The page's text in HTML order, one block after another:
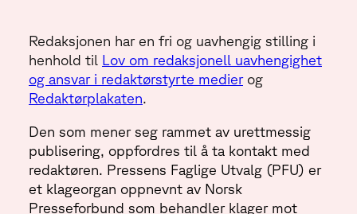
Redaksjonen har en fri og uavhengig stilling i
henhold til Lov om redaksjonell uavhengighet
og ansvar i redaktørstyrte medierog
Redaktørplakaten.
Den som mener seg rammet av urettmessig
publisering, oppfordres til å ta kontakt med
redaktøren. Pressens Faglige Utvalg (PFU) er
et klageorgan oppnevnt av Norsk
Presseforbund som behandler klager mot